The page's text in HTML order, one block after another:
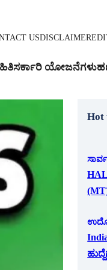
USDISCLAIMER
ಸರ್ಕಾರಿ ಯೋಜನೆಗಳು
Hot